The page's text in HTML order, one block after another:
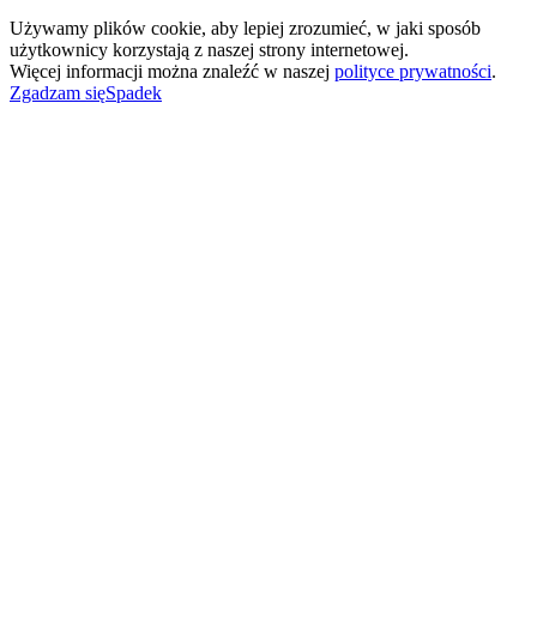
Używamy plików cookie, aby lepiej zrozumieć, w jaki sposób
użytkownicy korzystają z naszej strony internetowej.
Więcej informacji można znaleźć w naszej polityce prywatności.
Zgadzam sięSpadek